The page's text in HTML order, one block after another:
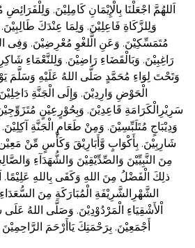
اَللهُمَّ اجْعَلْنَا بِالْإِيْمَانِ كَامِلِيْنَ.
وَلِلزَّكَاةِ فَاعِلِيْنَ. وَلِمَا عِنْدَكَ
مُتَمَسِّكِيْنَ. وَعَنِ الَّلغْوِ مُعْرِضِيْنَ. وَفِى
رَاغِبِيْنَ. وَبَالْقَضَاءِ رَاضِيْنَ. وَلِلنَّعْمَاءِ
وَتَحْتَ لِوَاءِ مُحَمَّدٍ صَلَّى اللهُ عَلَيْهِ وَسَلَّمَ
الْحَوْضِ وَارِدِيْنَ. وَإِلَى الْجَنَّةِ
سَرِيْرِالْكَرَامَةِ قَاعِدِيْنَ. وَبِحُوْرٍعِيْنٍ
وَدِيْبَاجٍ مُتَلَبِّسِيْنَ. وَمِنْ طَعَامِ الْجَنَّةِ
شَارِبِيْنَ. بِأَكْوَابٍ وَّأَبَارِيْقَ وَكَأْسٍ مِّنْ
مِنَ النَّبِيِّيْنَ وَالصِّدِّيْقِيْنَ وَالشُّهَدَآءِ
ذلِكَ الْفَضْلُ مِنَ اللهِ وَكَفَى بِاللهِ عَلِيْمًا.
الشَّهْرِالشَّرِيْفَةِ الْمُبَارَكَةِ مِنَ
اْلأَشْقِيَاءِ الْمَرْدُوْدِيْنَ. وَصَلَّى اللهُ
أَجْمَعِيْنَ. بِرَحْمَتِكَ يَاأَرْحَمَ